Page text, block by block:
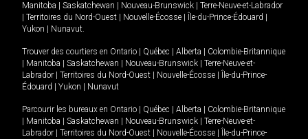
Manitoba
Saskatchewan Nouveau-Brunswick
Terre-Neuve-et-Labrador
Territoires du Nord-Ouest Nouvelle-Écosse Île-du-Prince-Édouard
Yukon
Nunavut.
Trouver des courtiers en Ontario Québec Alberta
Colombie-Britannique
Manitoba Saskatchewan Nouveau-Brunswick
Terre-Neuve-et-
Labrador
Territoires du Nord-Ouest Nouvelle-Écosse
Île-du-Prince-
Édouard
Yukon Nunavut
Parcourir les bureaux en Ontario Québec Alberta
Colombie-Britannique
Manitoba Saskatchewan Nouveau-Brunswick
Terre-Neuve-et-
Labrador
Territoires du Nord-Ouest Nouvelle-Écosse
Île-du-Prince-